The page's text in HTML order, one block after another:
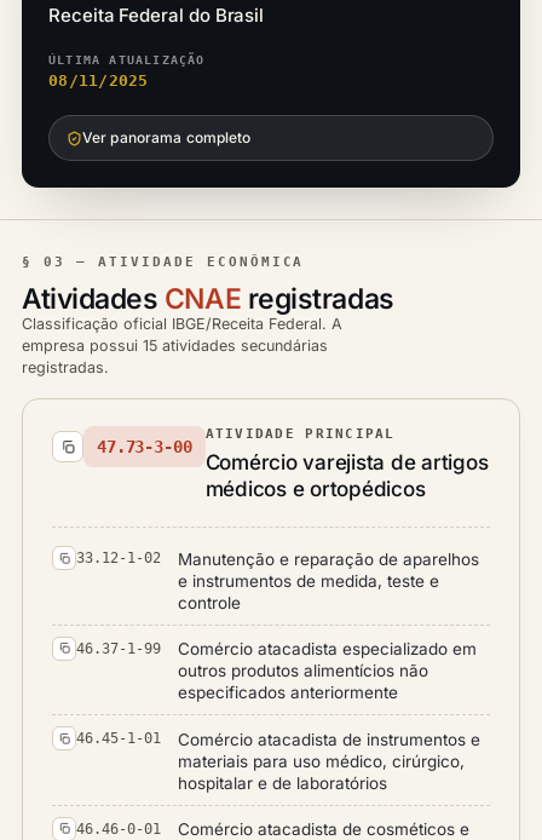
Receita Federal do Brasil
ÚLTIMA ATUALIZAÇÃO
08/11/2025
Ver panorama completo
§ 03 — ATIVIDADE ECONÔMICA
Atividades CNAE registradas
Classificação oficial IBGE/Receita Federal. A
empresa possui 15 atividades secundárias
registradas.
47.73-3-00
ATIVIDADE PRINCIPAL
Comércio varejista de artigos
médicos e ortopédicos
33.12-1-02
Manutenção e reparação de aparelhos
e instrumentos de medida, teste e
controle
46.37-1-99
Comércio atacadista especializado em
outros produtos alimentícios não
especificados anteriormente
46.45-1-01
Comércio atacadista de instrumentos e
materiais para uso médico, cirúrgico,
hospitalar e de laboratórios
46.46-0-01
Comércio atacadista de cosméticos e